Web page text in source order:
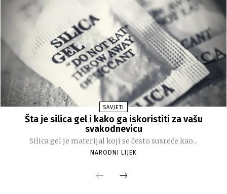
SAVJETI
Šta je silica gel i kako ga iskoristiti za vašu
svakodnevicu
Silica gel je materijal koji se često susreće kao...
NARODNI LIJEK